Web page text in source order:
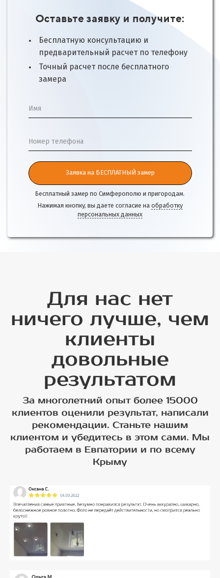
Оставьте заявку и получите:
Бесплатную консультацию и
предварительный расчет по телефону
Точный расчет после бесплатного
замера
Имя
Номер телефона
Заявка на БЕСПЛАТНЫЙ замер
Бесплатный замер по Симферополю и пригородам.
Нажимая кнопку, вы даете согласие на обработку
персональных данных
Для нас нет
ничего лучше, чем
клиенты
довольные
результатом
За многолетний опыт более 15000
клиентов оценили результат, написали
рекомендации. Станьте нашим
клиентом и убедитесь в этом сами. Мы
работаем в Евпатории и по всему
Крыму